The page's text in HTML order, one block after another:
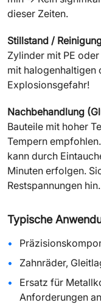
dieser Zeiten.
Stillstand /
Zylinder mit PE
mit halogenhaltigen
Explosionsgefahr!
Nachbehandlung
Bauteile mit hoher
Tempern
kann durch
Minuten erfolgen.
Restspannungen hin.
Typische
Zahnräder,
Ersatz für
Anforderungen